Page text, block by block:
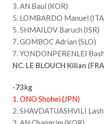
3. AN Baul (KOR)
5. LOMBARDO Manuel
5. SHMAILOV Baruch (ISR)
7. GOMBOC Adrian (SLO)
7. YONDONPERENLEI
NC. LE BLOUCH Kilian
-73kg
1. ONO Shohei (JPN)
2. SHAVDATUASHVILI